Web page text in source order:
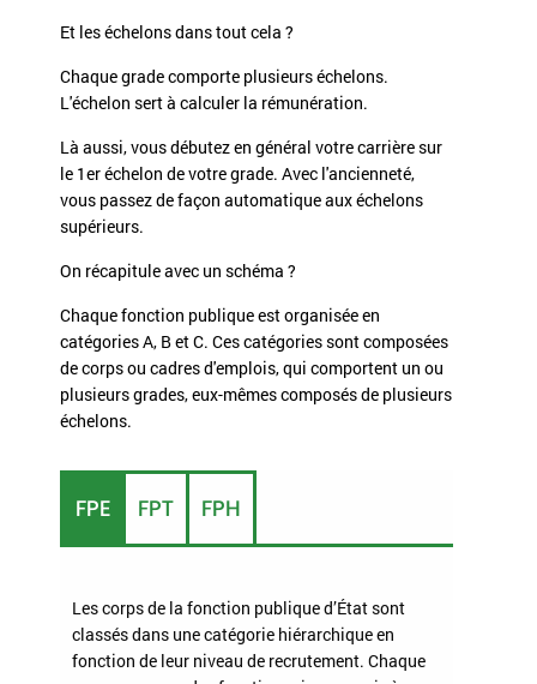
Et les échelons dans tout cela ?
Chaque grade comporte plusieurs échelons.
L'échelon sert à calculer la rémunération.
Là aussi, vous débutez en général votre carrière sur
le 1er échelon de votre grade. Avec l'ancienneté,
vous passez de façon automatique aux échelons
supérieurs.
On récapitule avec un schéma ?
Chaque fonction publique est organisée en
catégories A, B et C. Ces catégories sont composées
de corps ou cadres d'emplois, qui comportent un ou
plusieurs grades, eux-mêmes composés de plusieurs
échelons.
FPE FPT FPH
Les corps de la fonction publique d’État sont
classés dans une catégorie hiérarchique en
fonction de leur niveau de recrutement. Chaque